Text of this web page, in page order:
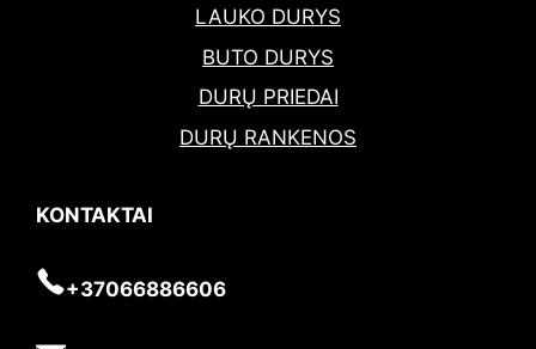
LAUKO DURYS
BUTO DURYS
DURŲ PRIEDAI
DURŲ RANKENOS
KONTAKTAI
+37066886606